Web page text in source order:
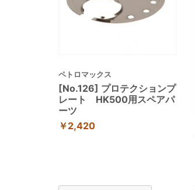
ペトロマックス
[No.126] プロテクションプ
レート HK500用スペアパ
ーツ
￥2,420